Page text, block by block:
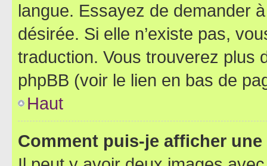
langue. Essayez de demander
désirée. Si elle n’existe pas,
traduction. Vous trouverez plus
phpBB (voir le lien en bas de
Haut
Comment puis-je afficher